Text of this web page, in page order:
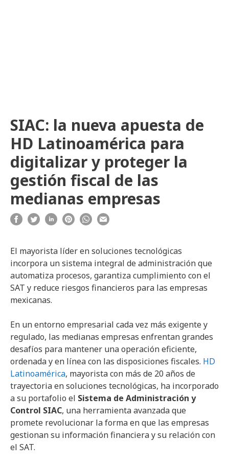
SIAC: la nueva apuesta de
HD Latinoamérica para
digitalizar y proteger la
gestión fiscal de las
medianas empresas
El mayorista líder en soluciones tecnológicas
incorpora un sistema integral de administración que
automatiza procesos, garantiza cumplimiento con el
SAT y reduce riesgos financieros para las empresas
mexicanas.
En un entorno empresarial cada vez más exigente y
regulado, las medianas empresas enfrentan grandes
desafíos para mantener una operación eficiente,
ordenada y en línea con las disposiciones fiscales. HD
Latinoamérica, mayorista con más de 20 años de
trayectoria en soluciones tecnológicas, ha incorporado
a su portafolio el Sistema de Administración y
Control SIAC, una herramienta avanzada que
promete revolucionar la forma en que las empresas
gestionan su información financiera y su relación con
el SAT.